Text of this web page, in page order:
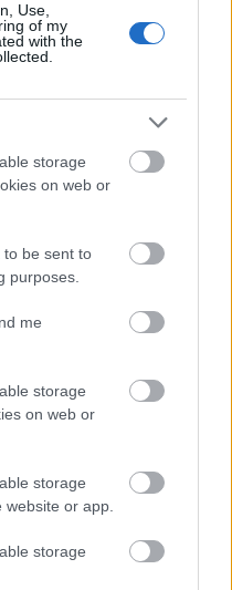
Use,
of my
with the
storage
on web or
to be sent to
purposes.
me
storage
on web or
storage
or app.
storage
és
foci vb -